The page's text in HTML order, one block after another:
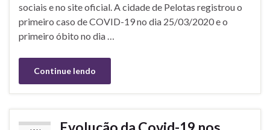
sociais e no site oficial. A cidade de Pelotas registrou o
primeiro caso de COVID-19 no dia 25/03/2020 e o
primeiro óbito no dia …
Continue lendo